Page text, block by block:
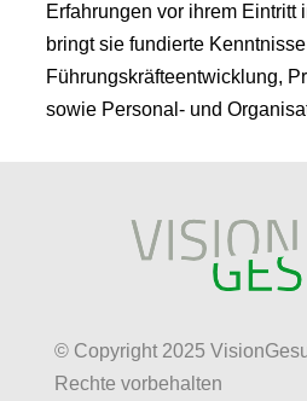
Erfahrungen vor ihrem Eintritt
bringt sie fundierte
Führungskräfteentwicklung,
sowie Personal- und
© Copyright 2025
Rechte vorbehalten